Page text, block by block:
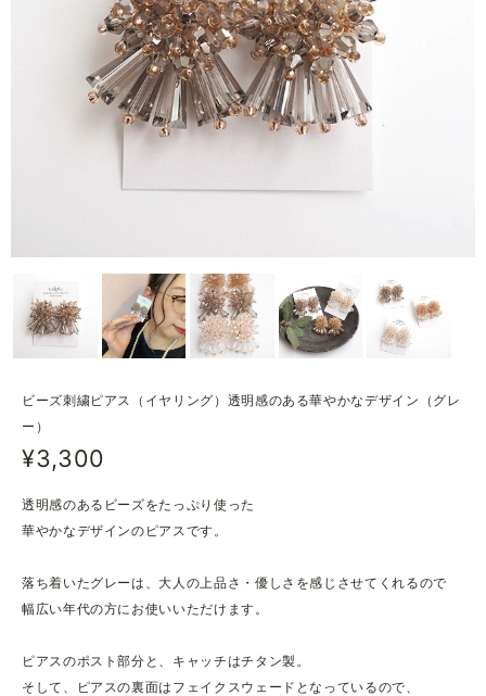
ビーズ刺繍ピアス（イヤリング）透明感のある華やかなデザイン（グレ
ー）
¥3,300
透明感のあるビーズをたっぷり使った
華やかなデザインのピアスです。
落ち着いたグレーは、大人の上品さ・優しさを感じさせてくれるので
幅広い年代の方にお使いいただけます。
ピアスのポスト部分と、キャッチはチタン製。
そして、ピアスの裏面はフェイクスウェードとなっているので、